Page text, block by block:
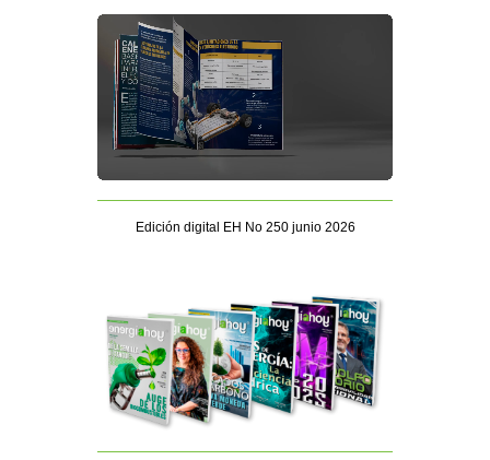
Edición digital EH No 250 junio 2026